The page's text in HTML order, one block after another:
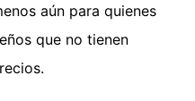
aún para quienes
que no tienen